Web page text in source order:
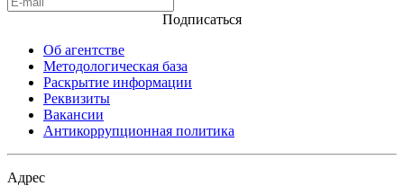
Подписаться
Об агентстве
Методологическая база
Раскрытие информации
Реквизиты
Вакансии
Антикоррупционная политика
Адрес